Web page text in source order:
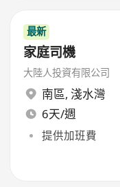
最新
家庭司機
大陸人投資有限公司
南區, 淺水灣
6天/週
提供加班費